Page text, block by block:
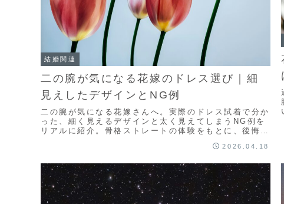
結婚関連
二の腕が気になる花嫁のドレス選び｜細
見えしたデザインとNG例
二の腕が気になる花嫁さんへ。実際のドレス試着で分か
った、細く見えるデザインと太く見えてしまうNG例を
リアルに紹介。骨格ストレートの体験をもとに、後悔し
2026.04.18